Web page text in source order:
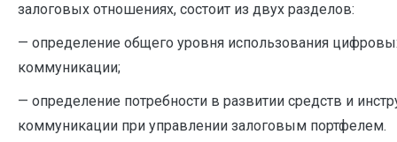
залоговых отношениях, состоит из двух разделов:
— определение общего уровня использования
коммуникации;
— определение потребности в развитии средств и
коммуникации при управлении залоговым портфелем.